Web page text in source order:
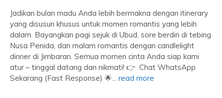
Jadikan bulan madu Anda lebih bermakna dengan itinerary
yang disusun khusus untuk momen romantis yang lebih
dalam. Bayangkan pagi sejuk di Ubud, sore berdiri di tebing
Nusa Penida, dan malam romantis dengan candlelight
dinner di Jimbaran. Semua momen cinta Anda siap kami
atur – tinggal datang dan nikmati! 👉 Chat WhatsApp
Sekarang (Fast Response) 🌟... read more